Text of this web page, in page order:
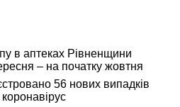
в аптеках Рівненщини
– на початку жовтня
56 нових випадків